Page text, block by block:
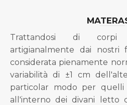
Trattandosi di corpi
artigianalmente dai nostri
considerata pienamente
variabilità di ±1 cm
particolar modo per quelli
all'interno dei divani letto